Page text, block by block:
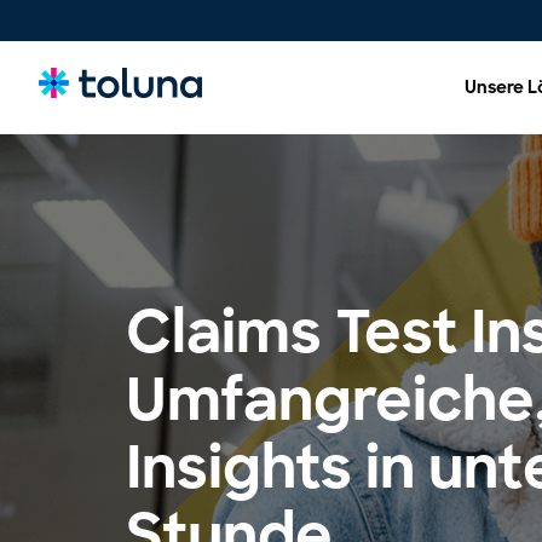
Unsere
Menschen und Zielgruppen
Verstehen Sie die Menschen und Marktkräfte, die
Wachstum vorantreiben, und gewinnen Sie Erkenntnisse
über die Bedürfnisse, die Kaufentscheidungen
Ideen, Claims und Konzepte
Bewerten, optimieren und validieren Sie Konzepte und
Claims, um Innovationen mit größerer Sicherheit erfolgreich
auf den Markt zu bringen.
Produkte, Verpackungen &
Markenerlebnisse
Optimieren Sie Produkte, Verpackungen und
Claims Test
Insights in